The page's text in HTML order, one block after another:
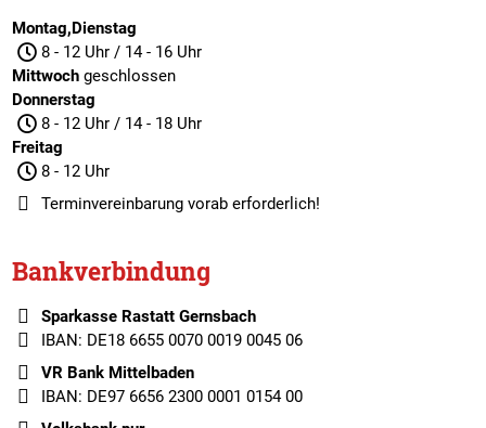
Montag,Dienstag
8 - 12 Uhr / 14 - 16 Uhr
Mittwochgeschlossen
Donnerstag
8 - 12 Uhr / 14 - 18 Uhr
Freitag
8 - 12 Uhr
Terminvereinbarungvorab erforderlich!
Bankverbindung
Sparkasse Rastatt Gernsbach
IBAN: DE18 6655 0070 0019 0045 06
VR Bank Mittelbaden
IBAN: DE97 6656 2300 0001 0154 00